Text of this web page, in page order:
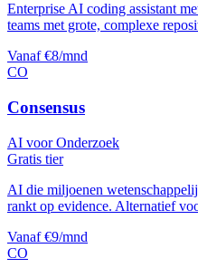
Enterprise AI coding assistant
teams met grote, complexe
Vanaf €8/mnd
CO
Consensus
AI voor Onderzoek
Gratis tier
AI die miljoenen
rankt op evidence. Alternatief
Vanaf €9/mnd
CO